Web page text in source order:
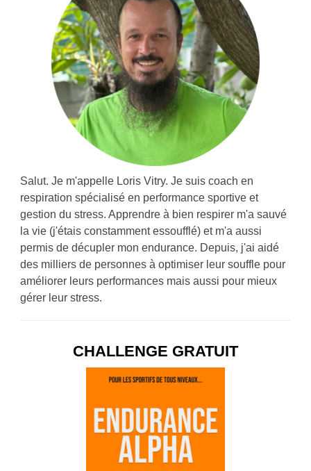
Salut. Je m'appelle Loris Vitry. Je suis coach en
respiration spécialisé en performance sportive et
gestion du stress. Apprendre à bien respirer m'a sauvé
la vie (j'étais constamment essoufflé) et m'a aussi
permis de décupler mon endurance. Depuis, j'ai aidé
des milliers de personnes à optimiser leur souffle pour
améliorer leurs performances mais aussi pour mieux
gérer leur stress.
CHALLENGE GRATUIT